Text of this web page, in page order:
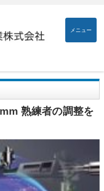
メニュー
熟練者の調整を